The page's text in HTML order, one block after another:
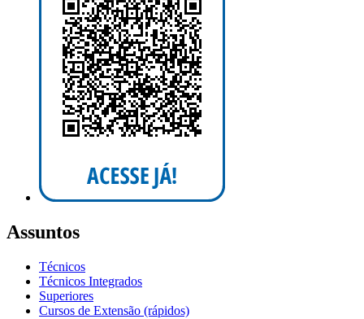
Assuntos
Técnicos
Técnicos Integrados
Superiores
Cursos de Extensão (rápidos)